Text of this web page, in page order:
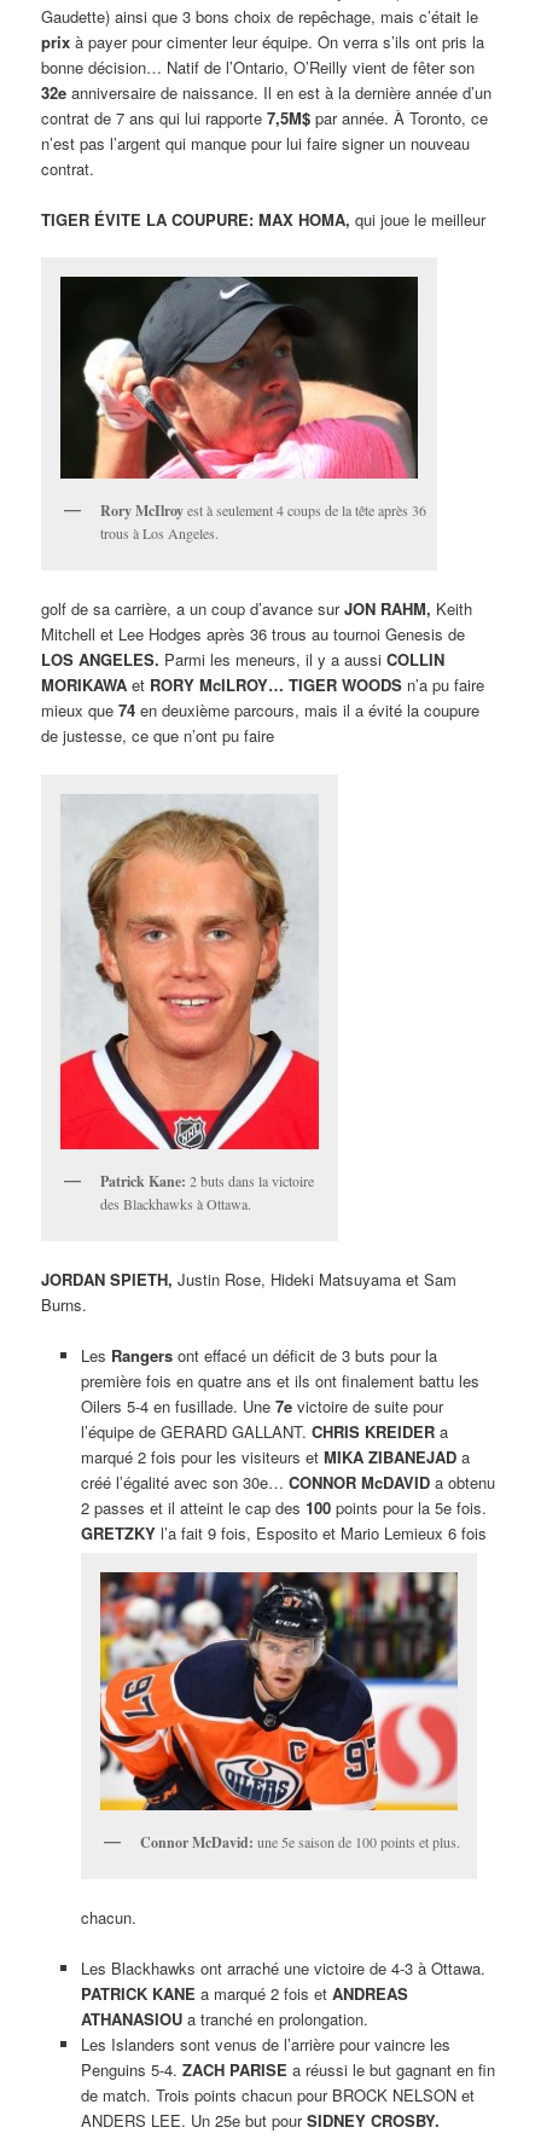
Gaudette) ainsi que 3 bons choix de repêchage, mais c’était le
prix à payer pour cimenter leur équipe. On verra s’ils ont pris la
bonne décision… Natif de l’Ontario, O’Reilly vient de fêter son
32e anniversaire de naissance. Il en est à la dernière année d’un
contrat de 7 ans qui lui rapporte7,5M$ par année. À Toronto, ce
n’est pas l’argent qui manque pour lui faire signer un nouveau
contrat.
TIGER ÉVITE LA COUPURE: MAX HOMA, qui joue le meilleur
Rory McIlroyest à seulement 4 coups de la tête après 36
trous à Los Angeles.
golf de sa carrière, a un coup d’avance surJON RAHM, Keith
Mitchell et Lee Hodges après 36 trous au tournoi Genesis de
LOS ANGELES. Parmi les meneurs, il y a aussiCOLLIN
MORIKAWA et RORY McILROY… TIGER WOODS n’a pu faire
mieux que74 en deuxième parcours, mais il a évité la coupure
de justesse, ce que n’ont pu faire
Patrick Kane: 2 buts dans la victoire
des Blackhawks à Ottawa.
JORDAN SPIETH, Justin Rose, Hideki Matsuyama et Sam
Burns.
Les Rangersont effacé un déficit de 3 buts pour la
première fois en quatre ans et ils ont finalement battu les
Oilers 5-4 en fusillade. Une 7evictoire de suite pour
l’équipe de GERARD GALLANT. CHRIS KREIDERa
marqué 2 fois pour les visiteurs et MIKA ZIBANEJADa
créé l’égalité avec son 30e… CONNOR McDAVIDa obtenu
2 passes et il atteint le cap des 100points pour la 5e fois.
GRETZKYl’a fait 9 fois, Esposito et Mario Lemieux 6 fois
Connor McDavid: une 5e saison de 100 points et plus.
chacun.
Les Blackhawks ont arraché une victoire de 4-3 à Ottawa.
PATRICK KANE a marqué 2 fois et ANDREAS
ATHANASIOUa tranché en prolongation.
Les Islanders sont venus de l’arrière pour vaincre les
Penguins 5-4. ZACH PARISE a réussi le but gagnant en fin
de match. Trois points chacun pour BROCK NELSON et
ANDERS LEE. Un 25e but pourSIDNEY CROSBY.